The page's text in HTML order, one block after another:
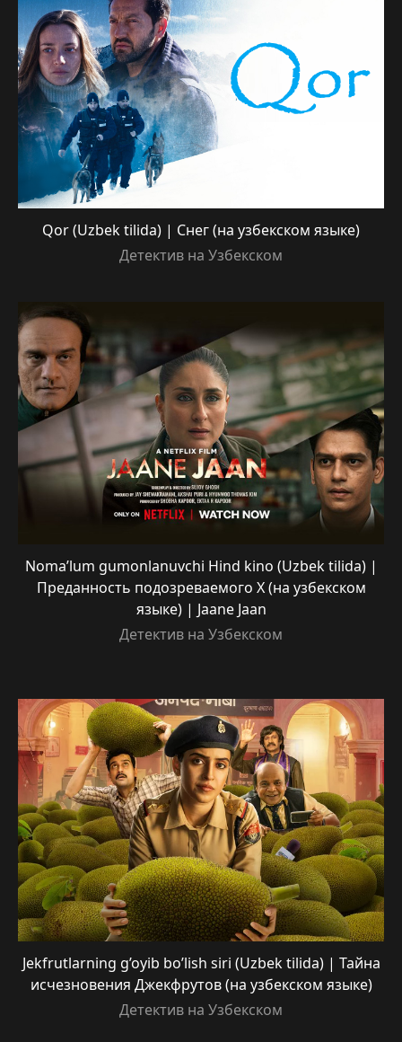
Qor (Uzbek tilida) | Снег (на узбекском языке)
Детектив на Узбекском
Noma’lum gumonlanuvchi Hind kino (Uzbek tilida) |
Преданность подозреваемого X (на узбекском
языке) | Jaane Jaan
Детектив на Узбекском
Jekfrutlarning g’oyib bo’lish siri (Uzbek tilida) | Тайна
исчезновения Джекфрутов (на узбекском языке)
Детектив на Узбекском